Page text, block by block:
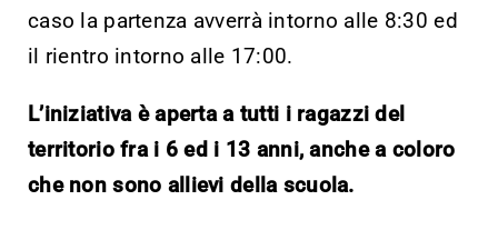
caso la partenza avverrà intorno alle 8:30 ed
il rientro intorno alle 17:00.
L’iniziativa è aperta a tutti i ragazzi del
territorio fra i 6 ed i 13 anni, anche a coloro
che non sono allievi della scuola.